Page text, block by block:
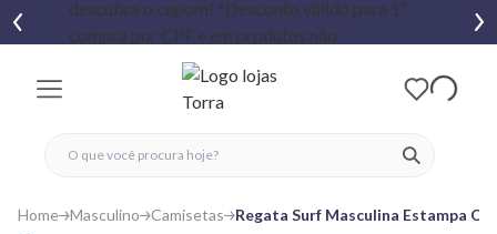
ver
fechar menu
fechar menu
favoritos
Home Masculino Camisetas Regata Surf Masculina Estampa